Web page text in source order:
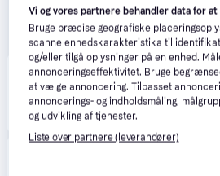
Jobo Møbler
Fri fragt
Nelson Ball Bubble Pendant - HAY
Vi og vores partnere behandler data for
Bruge præcise geografiske
scanne enhedskarakteristika til
og/eller tilgå oplysninger på en enhed.
annonceringseffektivitet. Bruge
at vælge annoncering. Tilpasset
annoncerings- og indholdsmåling,
og udvikling af tjenester.
Liste over partnere (leverandører)